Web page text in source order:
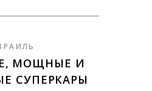
МОЩНЫЕ И
СУПЕРКАРЫ